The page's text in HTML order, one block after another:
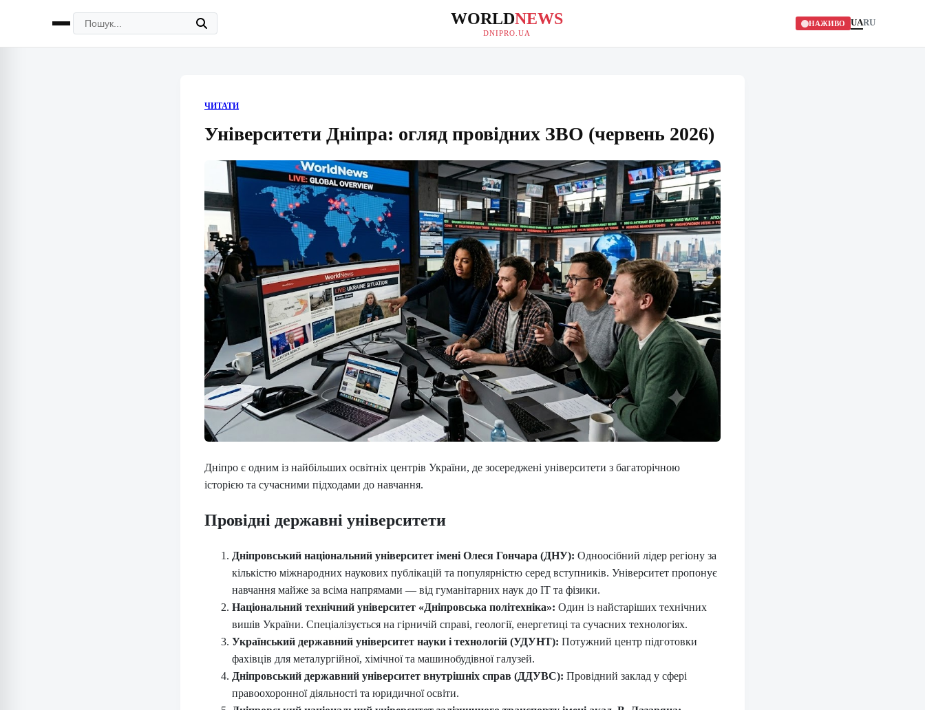
WORLDNEWS
DNIPRO.UA
НАЖИВО UARU
ЧИТАТИ
Університети Дніпра: огляд провідних ЗВО (червень 2026)
Дніпро є одним із найбільших освітніх центрів України, де зосереджені університети з багаторічною
історією та сучасними підходами до навчання.
Провідні державні університети
Дніпровський національний університет імені Олеся Гончара (ДНУ): Одноосібний лідер регіону за
кількістю міжнародних наукових публікацій та популярністю серед вступників. Університет пропонує
навчання майже за всіма напрямами — від гуманітарних наук до ІТ та фізики.
Національний технічний університет «Дніпровська політехніка»: Один із найстаріших технічних
вишів України. Спеціалізується на гірничій справі, геології, енергетиці та сучасних технологіях.
Український державний університет науки і технологій (УДУНТ): Потужний центр підготовки
фахівців для металургійної, хімічної та машинобудівної галузей.
Дніпровський державний університет внутрішніх справ (ДДУВС): Провідний заклад у сфері
правоохоронної діяльності та юридичної освіти.